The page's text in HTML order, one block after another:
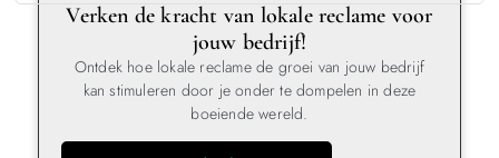
Verken de kracht van lokale reclame voor
jouw bedrijf!
Ontdek hoe lokale reclame de groei van jouw bedrijf
kan stimuleren door je onder te dompelen in deze
boeiende wereld.